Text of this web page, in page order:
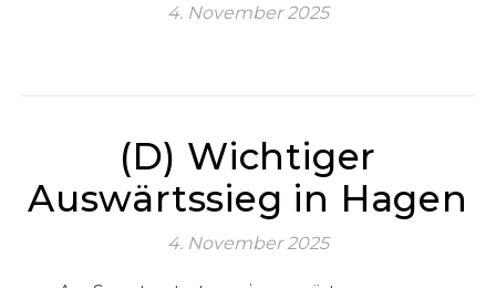
4. November 2025
(D) Wichtiger
Auswärtssieg in Hagen
4. November 2025